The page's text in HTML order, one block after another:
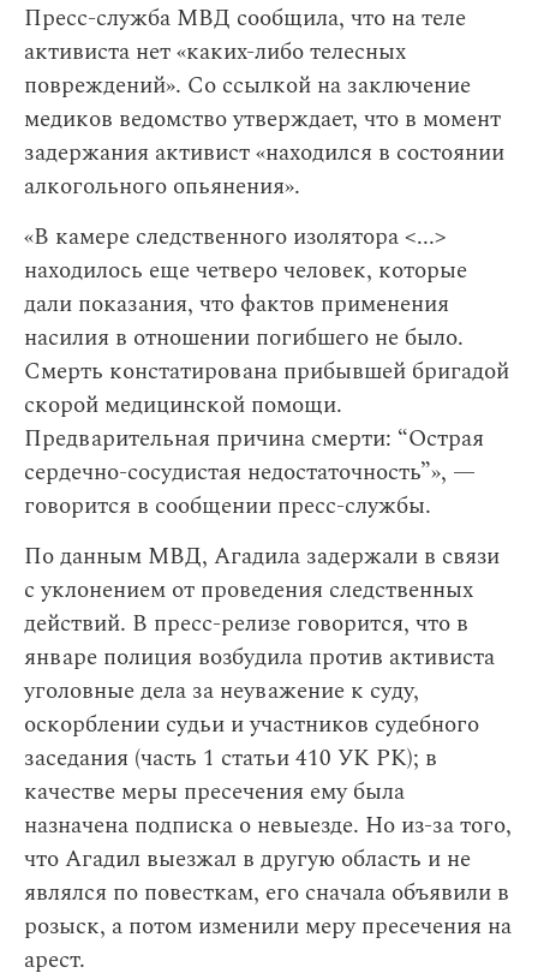
Пресс-служба МВД сообщила, что на теле
активиста нет «каких-либо телесных
повреждений». Cо ссылкой на заключение
медиков ведомство утверждает, что в момент
задержания активист «находился в состоянии
алкогольного опьянения».
«В камере следственного изолятора <...>
находилось еще четверо человек, которые
дали показания, что фактов применения
насилия в отношении погибшего не было.
Смерть констатирована прибывшей бригадой
скорой медицинской помощи.
Предварительная причина смерти: “Острая
сердечно-сосудистая недостаточность”», —
говорится в сообщении пресс-службы.
По данным МВД, Агадила задержали в связи
с уклонением от проведения следственных
действий. В пресс-релизе говорится, что в
январе полиция возбудила против активиста
уголовные дела за неуважение к суду,
оскорблении судьи и участников судебного
заседания (часть 1 статьи 410 УК РК); в
качестве меры пресечения ему была
назначена подписка о невыезде. Но из-за того,
что Агадил выезжал в другую область и не
являлся по повесткам, его сначала объявили в
розыск, а потом изменили меру пресечения на
арест.